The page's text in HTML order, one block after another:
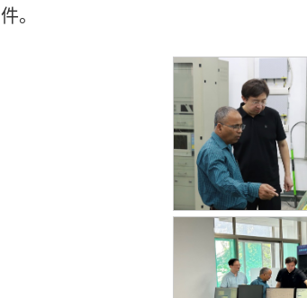
件。